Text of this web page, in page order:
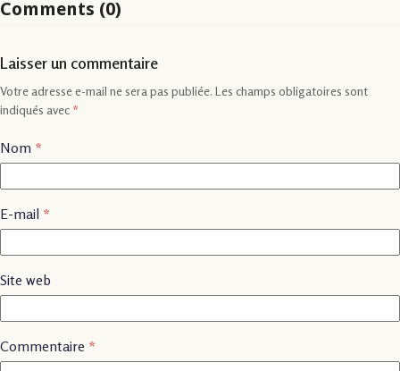
Comments (0)
Laisser un commentaire
Votre adresse e-mail ne sera pas publiée. Les champs obligatoires sont
indiqués avec *
Nom *
E-mail *
Site web
Commentaire *